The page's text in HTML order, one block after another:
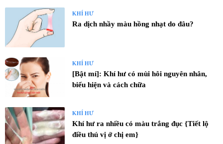
KHÍ HƯ
Ra dịch nhầy màu hồng nhạt do đâu?
KHÍ HƯ
[Bật mí]: Khí hư có mùi hôi nguyên nhân,
biểu hiện và cách chữa
KHÍ HƯ
Khí hư ra nhiều có màu trắng đục {Tiết lộ
điều thú vị ở chị em}